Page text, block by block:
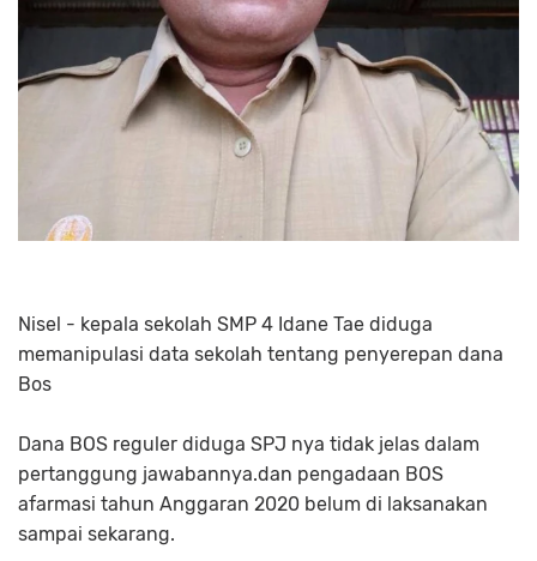
Nisel - kepala sekolah SMP 4 Idane Tae diduga
memanipulasi data sekolah tentang penyerepan dana
Bos
Dana BOS reguler diduga SPJ nya tidak jelas dalam
pertanggung jawabannya.dan pengadaan BOS
afarmasi tahun Anggaran 2020 belum di laksanakan
sampai sekarang.